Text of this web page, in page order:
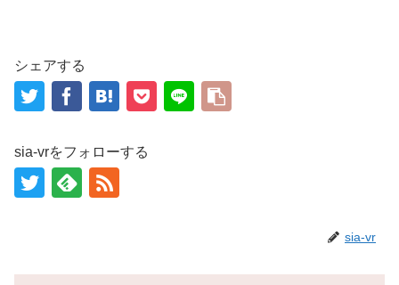
シェアする
sia-vrをフォローする
sia-vr